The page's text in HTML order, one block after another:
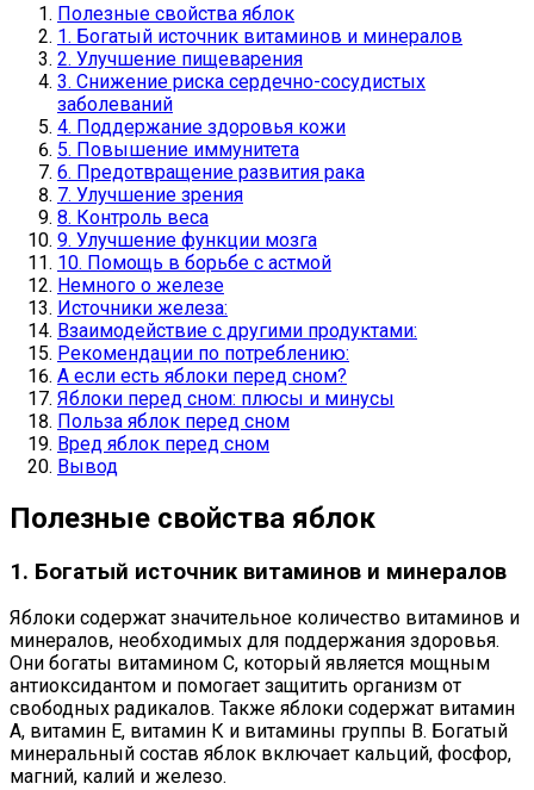
Полезные свойства яблок
1. Богатый источник витаминов и минералов
2. Улучшение пищеварения
3. Снижение риска сердечно-сосудистых
заболеваний
4. Поддержание здоровья кожи
5. Повышение иммунитета
6. Предотвращение развития рака
7. Улучшение зрения
8. Контроль веса
9. Улучшение функции мозга
10. Помощь в борьбе с астмой
Немного о железе
Источники железа:
Взаимодействие с другими продуктами:
Рекомендации по потреблению:
А если есть яблоки перед сном?
Яблоки перед сном: плюсы и минусы
Польза яблок перед сном
Вред яблок перед сном
Вывод
Полезные свойства яблок
1. Богатый источник витаминов и минералов
Яблоки содержат значительное количество витаминов и
минералов, необходимых для поддержания здоровья.
Они богаты витамином C, который является мощным
антиоксидантом и помогает защитить организм от
свободных радикалов. Также яблоки содержат витамин
A, витамин E, витамин К и витамины группы В. Богатый
минеральный состав яблок включает кальций, фосфор,
магний, калий и железо.